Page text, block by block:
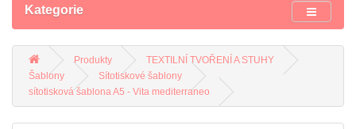
Kategorie
Produkty
TEXTILNÍ TVOŘENÍ A STUHY
Šablony
Sítotiskové šablony
sítotisková šablona A5 - Vita mediterraneo